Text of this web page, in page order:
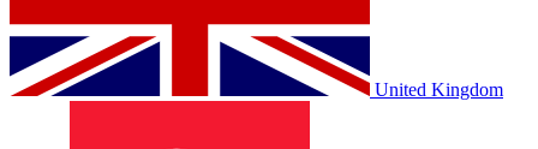
United Kingdom